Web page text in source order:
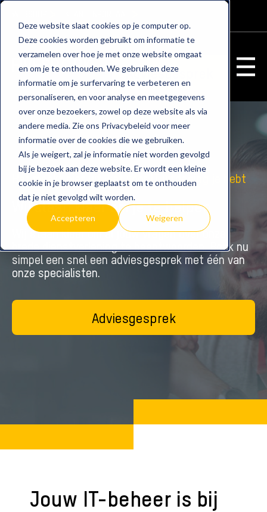
Deze website slaat cookies op je computer op.
Deze cookies worden gebruikt om informatie te
verzamelen over hoe je met onze website omgaat
en om je te onthouden. We gebruiken deze
informatie om je surfervaring te verbeteren en
personaliseren, en voor analyse en meetgegevens
over onze bezoekers, zowel op deze website als via
andere media. Zie ons Privacybeleid voor meer
informatie over de cookies die we gebruiken.
Als je weigert, zal je informatie niet worden gevolgd
bij je bezoek aan deze website. Er wordt een kleine
cookie in je browser geplaatst om te onthouden
dat je niet gevolgd wilt worden.
Accepteren Weigeren
Adviesgesprek
Het maakt niet uit wat voor IT uitdaging je hebt
Wij staan klaar om je te helpen
Wij staan klaar om al jouw vragen over onze
brede dienstverlening te beantwoorden. Boek nu
simpel een snel een adviesgesprek met één van
onze specialisten.
Adviesgesprek
Jouw IT-beheer is bij